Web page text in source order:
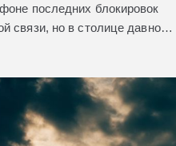
последних блокировок
связи, но в столице давно…